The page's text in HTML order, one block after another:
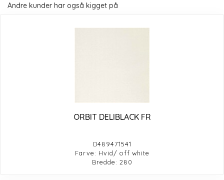
Andre kunder har også kigget på
ORBIT DELIBLACK FR
D489471541
Farve: Hvid/ off white
Bredde: 280